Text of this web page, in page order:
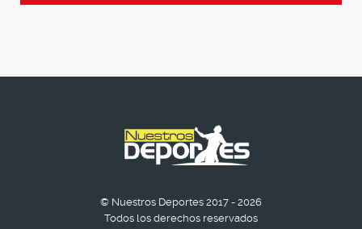
© Nuestros Deportes 2017 - 2026
Todos los derechos reservados